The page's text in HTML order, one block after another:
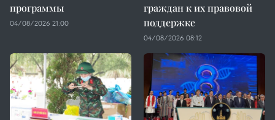
программы
04/08/2026 21:00
граждан к их правовой
поддержке
04/08/2026 08:12